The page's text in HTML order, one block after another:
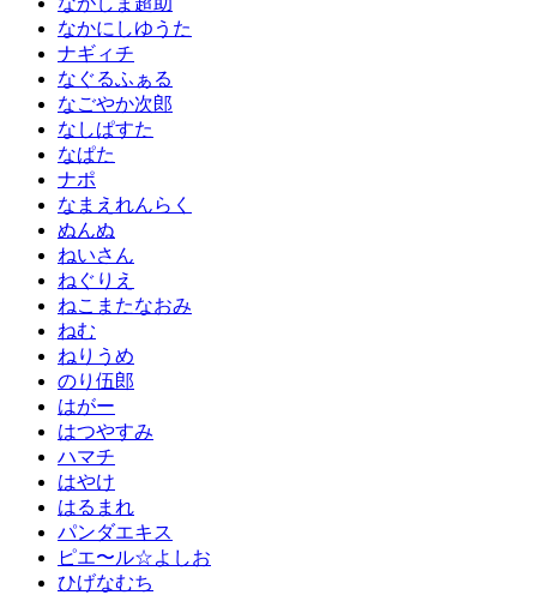
なかにしゆうた
ナギィチ
なぐるふぁる
なごやか次郎
なしぱすた
なぱた
ナポ
なまえれんらく
ぬんぬ
ねいさん
ねぐりえ
ねこまたなおみ
ねむ
ねりうめ
のり伍郎
はがー
はつやすみ
ハマチ
はやけ
はるまれ
パンダエキス
ピエ〜ル☆よしお
ひげなむち